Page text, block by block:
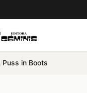
/Puss in Boots